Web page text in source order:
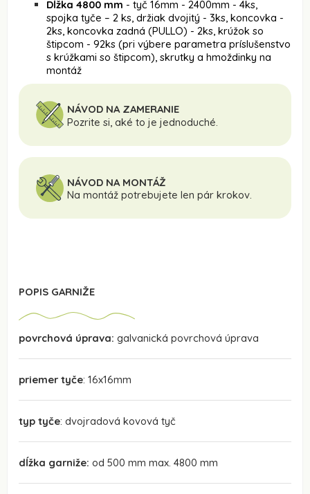
Dĺžka 4800 mm - tyč 16mm - 2400mm - 4ks,
spojka tyče – 2 ks, držiak dvojitý - 3ks, koncovka -
2ks, koncovka zadná (PULLO) - 2ks, krúžok so
štipcom - 92ks (pri výbere parametra príslušenstvo
s krúžkami so štipcom), skrutky a hmoždinky na
montáž
NÁVOD NA ZAMERANIE
Pozrite si, aké to je jednoduché.
NÁVOD NA MONTÁŽ
Na montáž potrebujete len pár krokov.
POPIS GARNIŽE
povrchová úprava: galvanická povrchová úprava
priemer tyče: 16x16mm
typ tyče: dvojradová kovová tyč
dĺžka garniže: od 500 mm max. 4800 mm